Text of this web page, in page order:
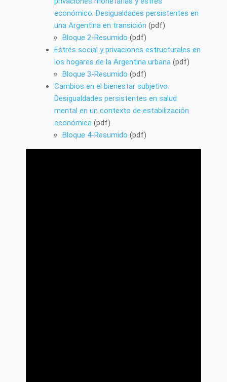
económico. Desigualdades persistentes en
una Argentina en transición (pdf)
Bloque 2-Resumido (pdf)
Estrés social y privaciones estructurales en
los hogares de la Argentina urbana (pdf)
Bloque 3-Resumido (pdf)
Cambios en el bienestar subjetivo.
Desigualdades persistentes en salud
mental en un contexto de estabilización
económica(pdf)
Bloque 4-Resumido (pdf)